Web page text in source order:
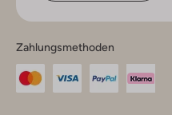
Zahlungsmethoden